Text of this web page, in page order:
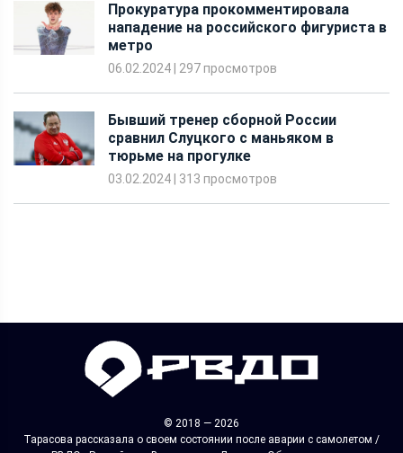
06.02.2024|297 просмотров
Бывший тренер сборной России
сравнил Слуцкого с маньяком в
тюрьме на прогулке
03.02.2024|313 просмотров
© 2018 — 2026
Тарасова рассказала о своем состоянии после аварии с самолетом /